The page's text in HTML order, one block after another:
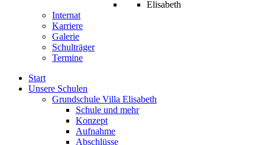
Internat
Karriere
Galerie
Schulträger
Termine
Start
Unsere Schulen
Grundschule Villa Elisabeth
Schule und mehr
Konzept
Aufnahme
Abschlüsse